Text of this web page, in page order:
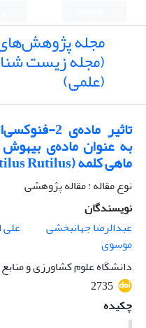
مجله
(مجله زیست
(علمی)
به عنوان ماده‌ی
ماهی کلمه (caspius rutilus Rutilus)
نوع مقاله : مقاله پژوهشی
نویسندگان
عبدالرضا جهانبخشی
علی
موسوی
دانشگاه علوم کشاورزی و
2735
چکیده